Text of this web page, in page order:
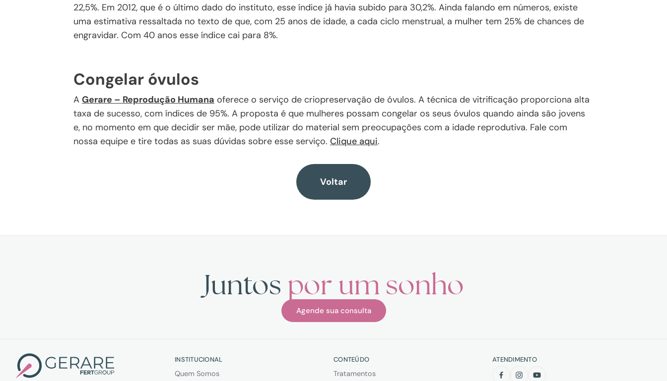
22,5%. Em 2012, que é o último dado do instituto, esse índice já havia subido para 30,2%. Ainda falando em números, existe
uma estimativa ressaltada no texto de que, com 25 anos de idade, a cada ciclo menstrual, a mulher tem 25% de chances de
engravidar. Com 40 anos esse índice cai para 8%.
Congelar óvulos
A Gerare – Reprodução Humana oferece o serviço de criopreservação de óvulos. A técnica de vitrificação proporciona alta
taxa de sucesso, com índices de 95%. A proposta é que mulheres possam congelar os seus óvulos quando ainda são jovens
e, no momento em que decidir ser mãe, pode utilizar do material sem preocupações com a idade reprodutiva. Fale com
nossa equipe e tire todas as suas dúvidas sobre esse serviço. Clique aqui.
Voltar
Juntos por um sonho
Agende sua consulta
INSTITUCIONAL
Quem Somos
CONTEÚDO
Tratamentos
ATENDIMENTO